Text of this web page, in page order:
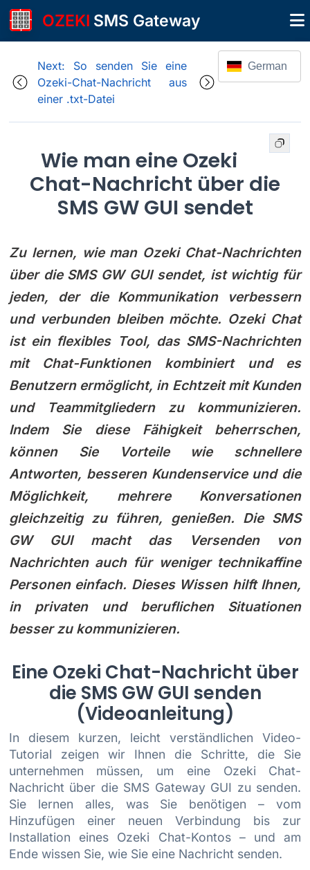
OZEKI SMS Gateway
Next: So senden Sie eine
Ozeki-Chat-Nachricht aus
einer .txt-Datei
German
Wie man eine Ozeki
Chat-Nachricht über die
SMS GW GUI sendet
Zu lernen, wie man Ozeki Chat-Nachrichten
über die SMS GW GUI sendet, ist wichtig für
jeden, der die Kommunikation verbessern
und verbunden bleiben möchte. Ozeki Chat
ist ein flexibles Tool, das SMS-Nachrichten
mit Chat-Funktionen kombiniert und es
Benutzern ermöglicht, in Echtzeit mit Kunden
und Teammitgliedern zu kommunizieren.
Indem Sie diese Fähigkeit beherrschen,
können Sie Vorteile wie schnellere
Antworten, besseren Kundenservice und die
Möglichkeit, mehrere Konversationen
gleichzeitig zu führen, genießen. Die SMS
GW GUI macht das Versenden von
Nachrichten auch für weniger technikaffine
Personen einfach. Dieses Wissen hilft Ihnen,
in privaten und beruflichen Situationen
besser zu kommunizieren.
Eine Ozeki Chat-Nachricht über
die SMS GW GUI senden
(Videoanleitung)
In diesem kurzen, leicht verständlichen Video-
Tutorial zeigen wir Ihnen die Schritte, die Sie
unternehmen müssen, um eine Ozeki Chat-
Nachricht über die SMS Gateway GUI zu senden.
Sie lernen alles, was Sie benötigen – vom
Hinzufügen einer neuen Verbindung bis zur
Installation eines Ozeki Chat-Kontos – und am
Ende wissen Sie, wie Sie eine Nachricht senden.